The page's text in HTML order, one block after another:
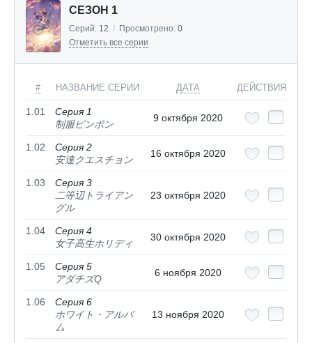
СЕЗОН 1
Серий: 12 / Просмотрено: 0
Отметить все серии
# НАЗВАНИЕ СЕРИИ ДАТА ДЕЙСТВИЯ
1.01
Серия 1
制服ピンポン
9 октября 2020
1.02
Серия 2
安達クエスチョン
16 октября 2020
1.03
Серия 3
二等辺トライアン
グル
23 октября 2020
1.04
Серия 4
女子高生ホリディ
30 октября 2020
1.05
Серия 5
アダチズQ
6 ноября 2020
1.06
Серия 6
ホワイト・アルバ
ム
13 ноября 2020